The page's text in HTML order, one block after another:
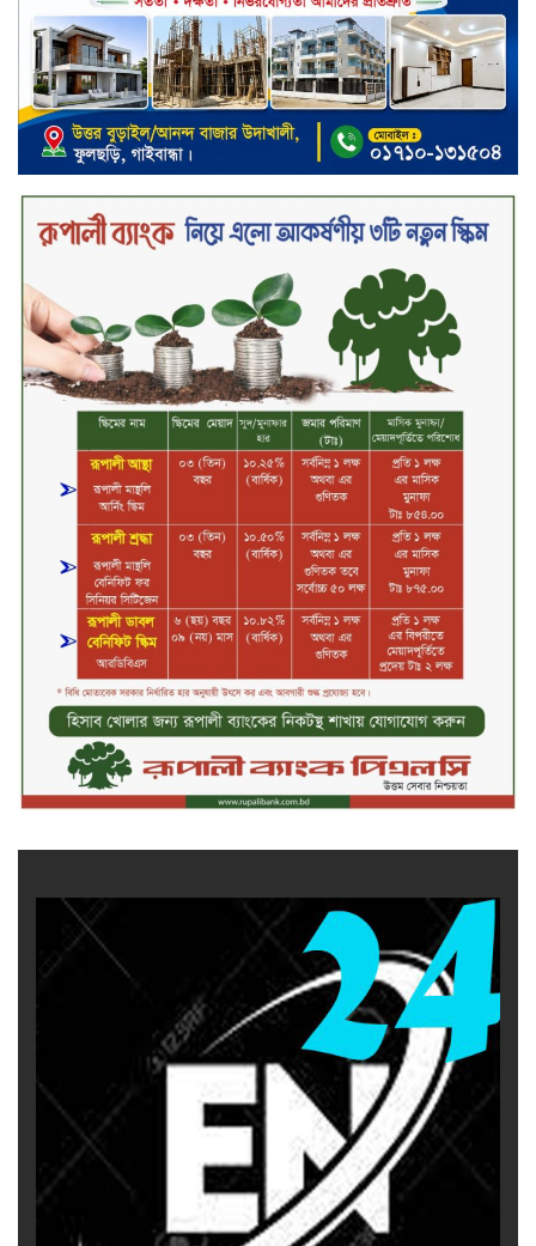
ক্যাশলেস বাংলাদেশ বিনির্মাণে
ইসলামী ব্যাংকের উদ্যোগে বাংলা
কিউআর নিয়ে বিশিষ্ট আলেমদের সঙ্গে
মতবিনিময় সভা অনুষ্ঠিত
‘শেখ হাসিনা ডিসেম্বরে ফিরলে গণহত্যার
দায় নিয়ে কারাগারে যাবেন,’ আইনমন্ত্রী
মধ্যরাতে শাহজালাল বিমানবন্দরের
বলাকা লাউঞ্জে অগ্নিকাণ্ড
নিরাপদ ও স্বল্পব্যয়ে ক্যাশলেস লেনদেন
গড়তে কাজ করছে বাংলাদেশ ব্যাংক:
গভর্নর
জীবননগর সীমান্ত দিয়ে ভারতে অবৈধ
অনুপ্রবেশের সময় ৮ বাংলাদেশি নারী
আটক